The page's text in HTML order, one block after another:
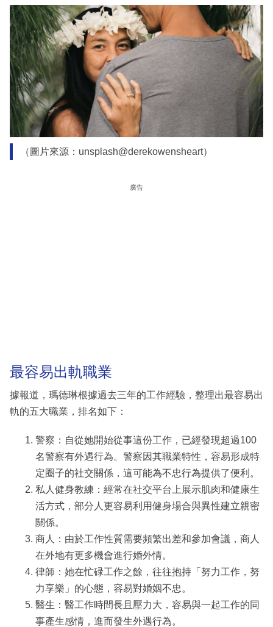
（圖片來源：unsplash@derekowensheart）
廣告
最容易出軌職業
據報道，瑪德琳根據過去三年的工作經驗，整理出最容易出
軌的五大職業，排名如下：
警察：自從她開始從事這份工作，已經發現超過100
名警察有外遇行為。警察因其職業特性，容易形成特
定圈子的社交關係，這可能為不忠行為提供了便利。
私人健身教練：經常在社交平台上展示肌肉和健康生
活方式，部分人更容易利用健身場合與異性建立親密
關係。
商人：由於工作性質需要頻繁出差和參加會議，商人
在外地有更多機會進行婚外情。
律師：她在忙碌工作之餘，往往抱持「努力工作，努
力享樂」的心態，容易對婚姻不忠。
醫生：醫工作時間長且壓力大，容易與一起工作的同
事產生感情，進而發生外遇行為。